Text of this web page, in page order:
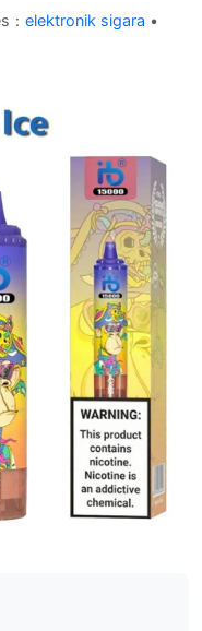
elektronik sigara •